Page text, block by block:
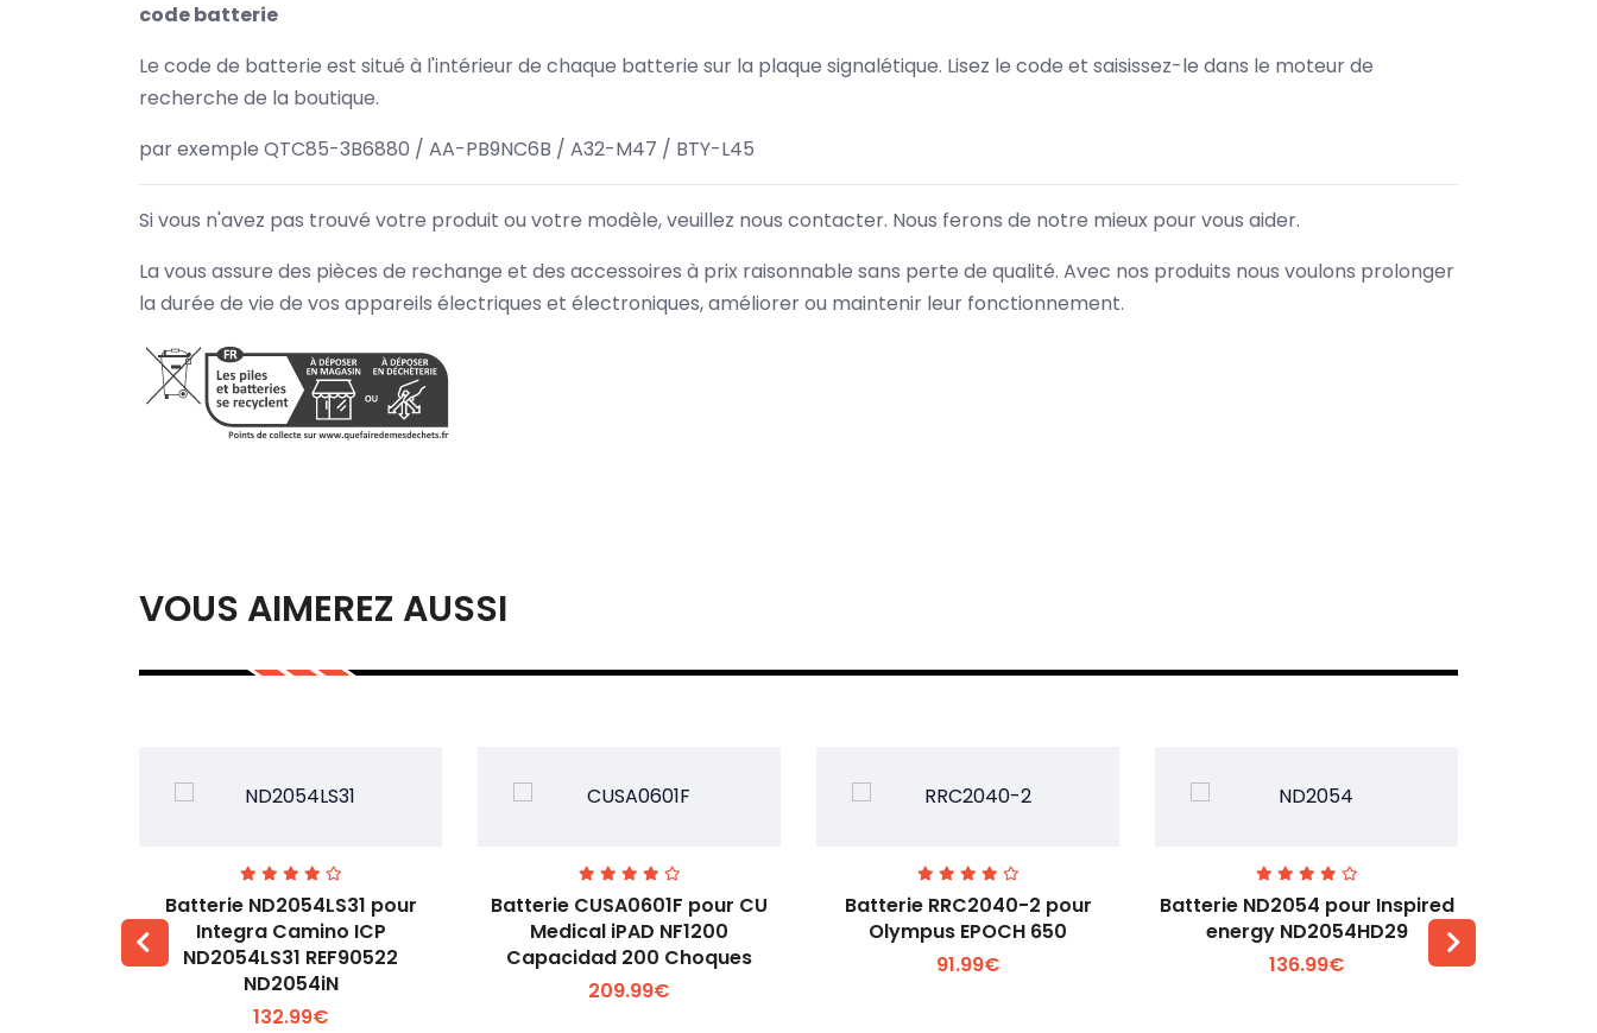
code batterie
Le code de batterie est situé à l'intérieur de chaque batterie sur la plaque signalétique. Lisez le code et saisissez-le dans le moteur de
recherche de la boutique.
par exemple QTC85-3B6880 / AA-PB9NC6B / A32-M47 / BTY-L45
Si vous n'avez pas trouvé votre produit ou votre modèle, veuillez nous contacter. Nous ferons de notre mieux pour vous aider.
La vous assure des pièces de rechange et des accessoires à prix raisonnable sans perte de qualité. Avec nos produits nous voulons prolonger
la durée de vie de vos appareils électriques et électroniques, améliorer ou maintenir leur fonctionnement.
VOUS AIMEREZ AUSSI
Voir plus +
Batterie ND2054LS31 pour
Integra Camino ICP
ND2054LS31 REF90522
ND2054iN
132.99€
Voir plus +
Batterie CUSA0601F pour CU
Medical iPAD NF1200
Capacidad 200 Choques
209.99€
Voir plus +
Batterie RRC2040-2 pour
Olympus EPOCH 650
91.99€
Voir plus +
Batterie ND2054 pour Inspired
energy ND2054HD29
136.99€